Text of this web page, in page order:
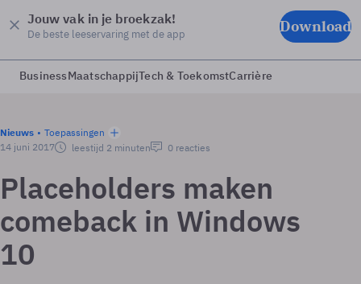
Jouw vak in je broekzak!
De beste leeservaring met de app Download
BusinessMaatschappijTech & ToekomstCarrière
Nieuws
Toepassingen
14 juni 2017
leestijd 2 minuten 0 reacties
Placeholders maken
comeback in Windows
10